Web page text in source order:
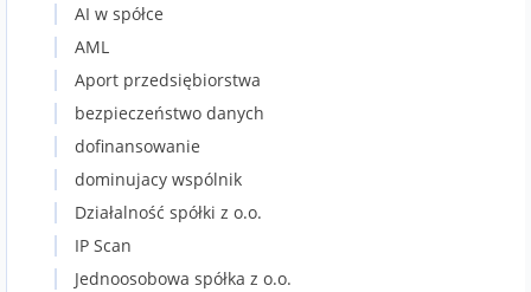
AI w spółce
AML
Aport przedsiębiorstwa
bezpieczeństwo danych
dofinansowanie
dominujacy wspólnik
Działalność spółki z o.o.
IP Scan
Jednoosobowa spółka z o.o.